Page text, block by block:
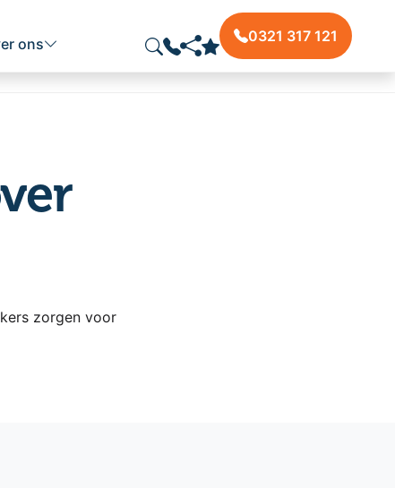
ons 0321 317 121
zorgen voor